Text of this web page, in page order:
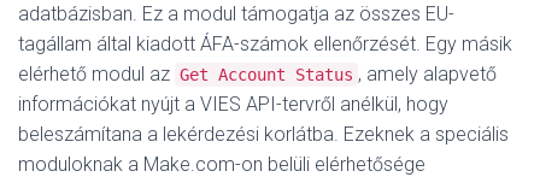
adatbázisban. Ez a modul támogatja az összes EU-
tagállam által kiadott ÁFA-számok ellenőrzését. Egy másik
elérhető modul az Get Account Status , amely alapvető
információkat nyújt a VIES API-tervről anélkül, hogy
beleszámítana a lekérdezési korlátba. Ezeknek a speciális
moduloknak a Make.com-on belüli elérhetősége